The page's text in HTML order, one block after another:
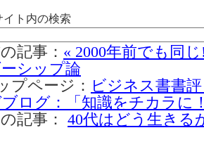
イト内の検索
記事： « 2000年前でも同
シップ論
プページ： ビジネス書書
ログ：「知識をチカラに
記事： 40代はどう生きる